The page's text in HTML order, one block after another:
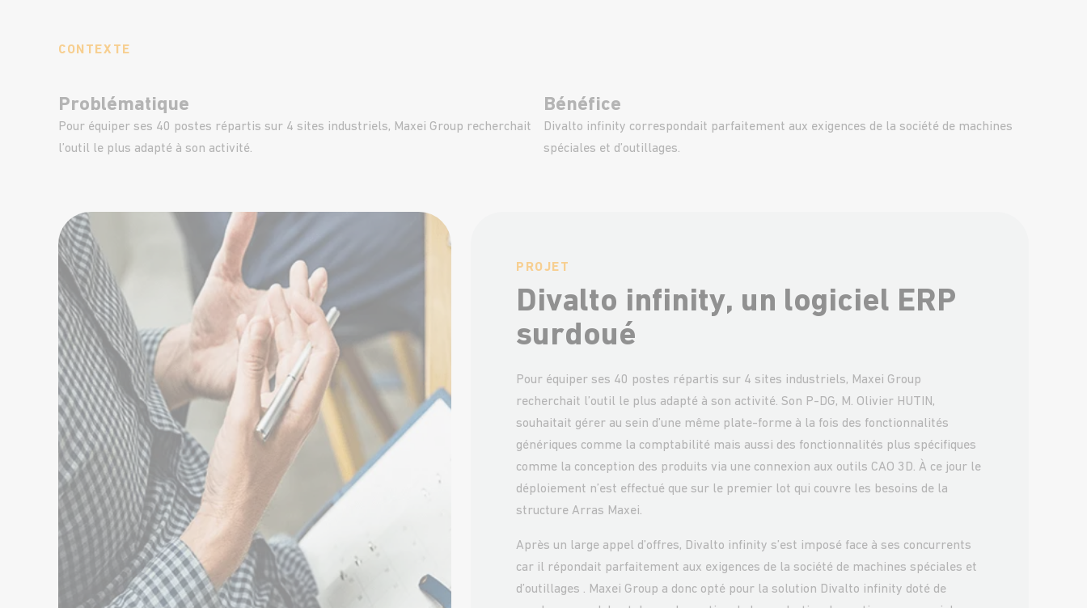
CONTEXTE
Problématique
Pour équiper ses 40 postes répartis sur 4 sites industriels, Maxei Group recherchait
l’outil le plus adapté à son activité.
Bénéfice
Divalto infinity correspondait parfaitement aux exigences de la société de machines
spéciales et d’outillages.
PROJET
Divalto infinity, un logiciel ERP
surdoué
Pour équiper ses 40 postes répartis sur 4 sites industriels, Maxei Group
recherchait l’outil le plus adapté à son activité. Son P-DG, M. Olivier HUTIN,
souhaitait gérer au sein d’une même plate-forme à la fois des fonctionnalités
génériques comme la comptabilité mais aussi des fonctionnalités plus spécifiques
comme la conception des produits via une connexion aux outils CAO 3D. À ce jour le
déploiement n’est effectué que sur le premier lot qui couvre les besoins de la
structure Arras Maxei.
Après un large appel d’offres, Divalto infinity s’est imposé face à ses concurrents
car il répondait parfaitement aux exigences de la société de machines spéciales et
d’outillages . Maxei Group a donc opté pour la solution Divalto infinity doté de